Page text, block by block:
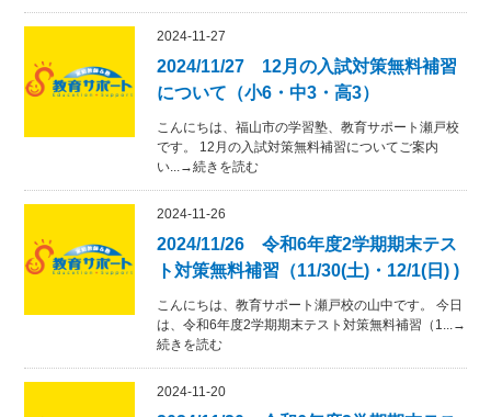
2024-11-27
2024/11/27 12月の入試対策無料補習
について（小6・中3・高3）
こんにちは、福山市の学習塾、教育サポート瀬戸校
です。 12月の入試対策無料補習についてご案内
い...→続きを読む
2024-11-26
2024/11/26 令和6年度2学期期末テス
ト対策無料補習（11/30(土)・12/1(日) )
こんにちは、教育サポート瀬戸校の山中です。 今日
は、令和6年度2学期期末テスト対策無料補習（1...→
続きを読む
2024-11-20